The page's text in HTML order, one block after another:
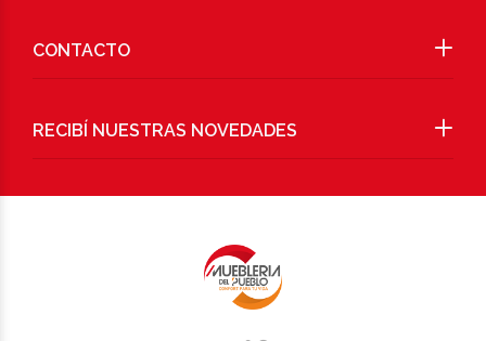
RECIBÍ NUESTRAS NOVEDADES
CONTACTO